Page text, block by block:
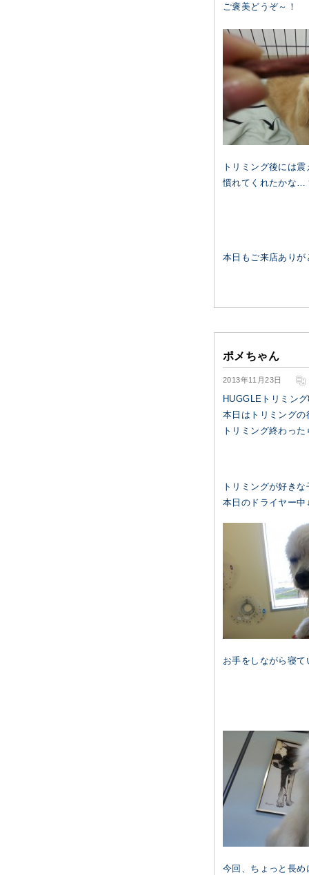
ご褒美どうぞ～！
トリミング後には
慣れてくれたかな…
本日もご来店あり
ポメちゃん
2013年11月23日
HUGGLEトリミン
本日はトリミング
トリミング終わっ
トリミングが好き
本日のドライヤー中
お手をしながら寝
今回、ちょっと長